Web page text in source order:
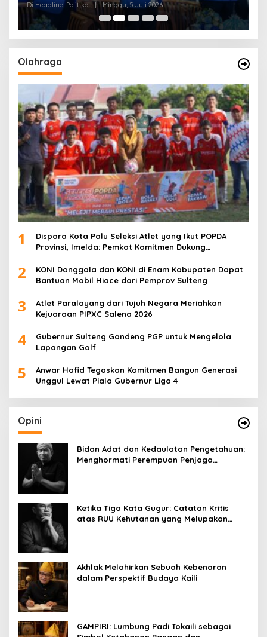
Di Headline, Politika | Minggu, 5 Juli 2026
Olahraga
1
Dispora Kota Palu Seleksi Atlet yang Ikut POPDA
Provinsi, Imelda: Pemkot Komitmen Dukung
2
KONI Donggala dan KONI di Enam Kabupaten Dapat
Bantuan Mobil Hiace dari Pemprov Sulteng
3
Atlet Paralayang dari Tujuh Negara Meriahkan
Kejuaraan PIPXC Salena 2026
4
Gubernur Sulteng Gandeng PGP untuk Mengelola
Lapangan Golf
5
Anwar Hafid Tegaskan Komitmen Bangun Generasi
Unggul Lewat Piala Gubernur Liga 4
Opini
Bidan Adat dan Kedaulatan Pengetahuan:
Menghormati Perempuan Penjaga
Ketika Tiga Kata Gugur: Catatan Kritis
atas RUU Kehutanan yang Melupakan
Akhlak Melahirkan Sebuah Kebenaran
dalam Perspektif Budaya Kaili
GAMPIRI: Lumbung Padi Tokaili sebagai